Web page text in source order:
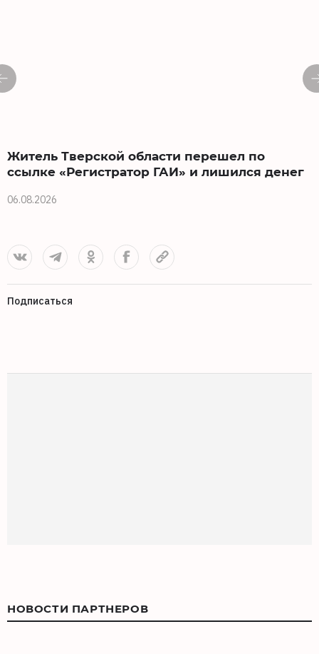
Житель Тверской области перешел по
ссылке «Регистратор ГАИ» и лишился денег
06.08.2026
Подписаться
НОВОСТИ ПАРТНЕРОВ